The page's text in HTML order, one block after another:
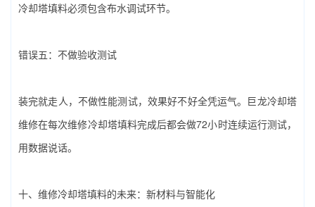
冷却塔填料‌必须包含布水调试环节。
错误五：不做验收测试
装完就走人，不做性能测试，效果好不好全凭运气。巨龙冷却塔
维修在每次‌维修冷却塔填料‌完成后都会做72小时连续运行测试，
用数据说话。
十、‌维修冷却塔填料‌的未来：新材料与智能化